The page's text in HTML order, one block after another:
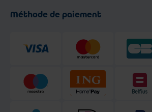
Méthode de paiement